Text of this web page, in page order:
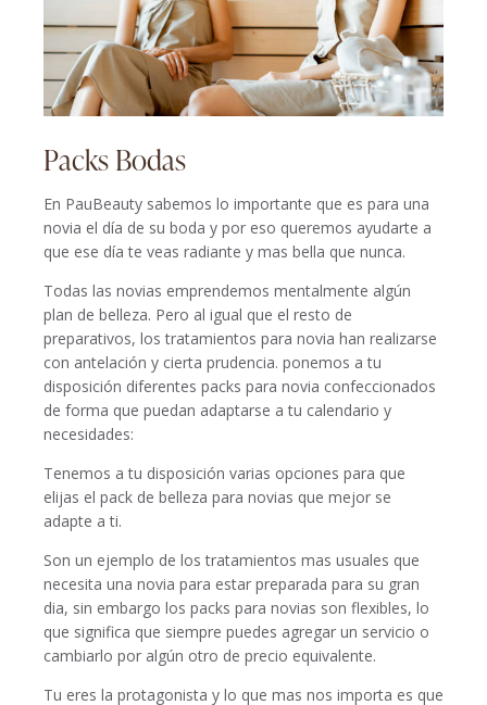
Packs Bodas
En PauBeauty sabemos lo importante que es para una
novia el día de su boda y por eso queremos ayudarte a
que ese día te veas radiante y mas bella que nunca.
Todas las novias emprendemos mentalmente algún
plan de belleza. Pero al igual que el resto de
preparativos, los tratamientos para novia han realizarse
con antelación y cierta prudencia. ponemos a tu
disposición diferentes packs para novia confeccionados
de forma que puedan adaptarse a tu calendario y
necesidades:
Tenemos a tu disposición varias opciones para que
elijas el pack de belleza para novias que mejor se
adapte a ti.
Son un ejemplo de los tratamientos mas usuales que
necesita una novia para estar preparada para su gran
dia, sin embargo los packs para novias son flexibles, lo
que significa que siempre puedes agregar un servicio o
cambiarlo por algún otro de precio equivalente.
Tu eres la protagonista y lo que mas nos importa es que